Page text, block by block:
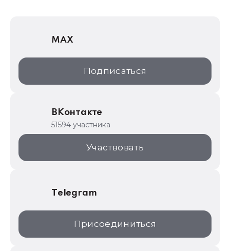
1С:Дистрибьюция
1С:Образование
ИТС.1C.ru
1С:Торговая площадка
MAX
Подписаться
ВКонтакте
51594 участника
Участвовать
Telegram
Присоединиться